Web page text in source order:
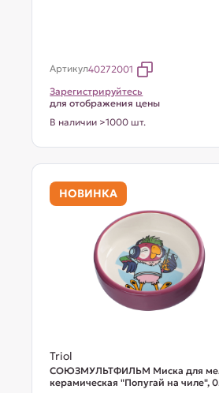
Артикул40272001
Зарегистрируйтесь
для отображения цены
В наличии >1000 шт.
НОВИНКА
Triol
СОЮЗМУЛЬТФИЛЬМ Миска для
керамическая "Попугай на чиле",